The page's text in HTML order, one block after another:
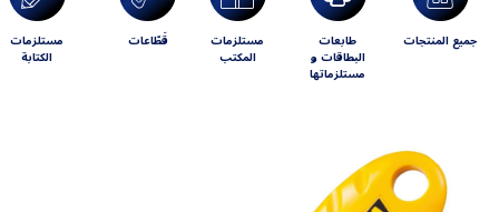
جميع المنتجات طابعات
البطاقات و
مستلزماتها
مستلزمات
المكتب
قَطّاعات مستلزمات
الكتابة